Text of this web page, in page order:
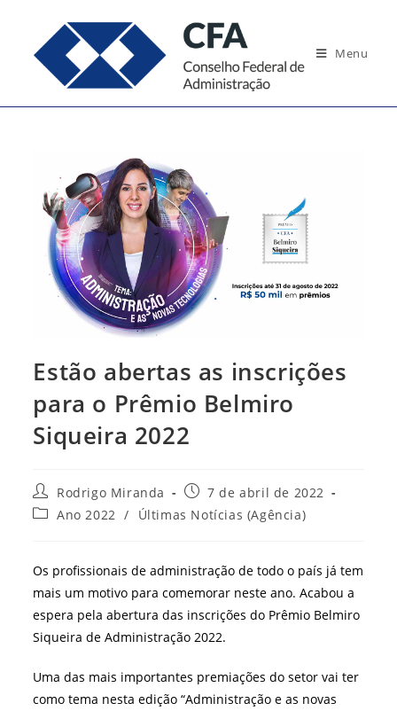
conteúdo
Menu
Estão abertas as inscrições
para o Prêmio Belmiro
Siqueira 2022
Autor
do
post:
Rodrigo Miranda
Post
publicado:
7 de abril de 2022
Categoria
Ano 2022 / Últimas Notícias (Agência)
Os profissionais de administração de todo o país já tem
mais um motivo para comemorar neste ano. Acabou a
espera pela abertura das inscrições do Prêmio Belmiro
Siqueira de Administração 2022.
Uma das mais importantes premiações do setor vai ter
como tema nesta edição “Administração e as novas